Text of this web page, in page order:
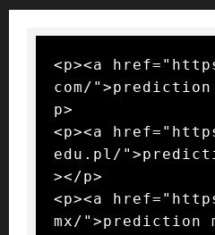
<p><a
com/">prediction
p>
<p><a
edu.pl/
></p>
<p><a
mx/">prediction